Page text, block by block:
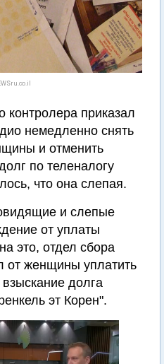
контролера приказал
немедленно снять
и отменить
по теленалогу
что она слепая.
и слепые
от уплаты
это, отдел сбора
от женщины уплатить
долга
эт Корен".